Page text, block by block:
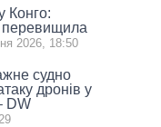
Конго:
перевищила
2026, 18:50
судно
дронів у
DW